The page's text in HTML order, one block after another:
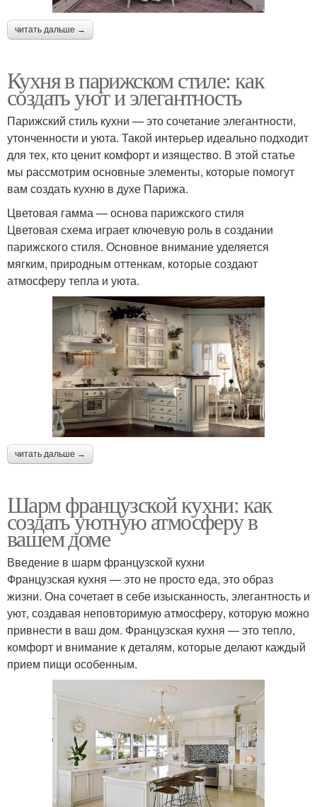
читать дальше →
Кухня в парижском стиле: как
создать уют и элегантность
Парижский стиль кухни — это сочетание элегантности,
утонченности и уюта. Такой интерьер идеально подходит
для тех, кто ценит комфорт и изящество. В этой статье
мы рассмотрим основные элементы, которые помогут
вам создать кухню в духе Парижа.
Цветовая гамма — основа парижского стиля
Цветовая схема играет ключевую роль в создании
парижского стиля. Основное внимание уделяется
мягким, природным оттенкам, которые создают
атмосферу тепла и уюта.
читать дальше →
Шарм французской кухни: как
создать уютную атмосферу в
вашем доме
Введение в шарм французской кухни
Французская кухня — это не просто еда, это образ
жизни. Она сочетает в себе изысканность, элегантность и
уют, создавая неповторимую атмосферу, которую можно
привнести в ваш дом. Французская кухня — это тепло,
комфорт и внимание к деталям, которые делают каждый
прием пищи особенным.